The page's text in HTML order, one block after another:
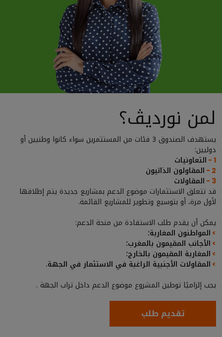
لمن نورديڤ؟
يستهدف الصندوق 3 فئات من المستثمرين سواء كانوا وطنيين أو
دوليين:
1 - التعاونيات
2 - المقاولون الذاتيون
3 - المقاولات
قد تتعلق الاستثمارات موضوع الدعم بمشاريع جديدة يتم إطلاقها
لأول مرة، أو بتوسيع وتطوير للمشاريع القائمة.
يمكن أن يقدم طلب الاستفادة من منحة الدعم:
> المواطنون المغاربة؛
> الأجانب المقيمون بالمغرب؛
> المغاربة المقيمون بالخارج؛
> المقاولات الأجنبية الراغبة في الاستثمار في الجهة.
يجب إلزاميًا توطين المشروع موضوع الدعم داخل تراب الجهة .
تقديم طلب